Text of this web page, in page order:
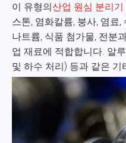
이 유형의산업 원심 분리기
스톤, 염화칼륨, 붕사, 염료
나트륨, 식품 첨가물, 전분
업 재료에 적합합니다. 알
및 하수 처리) 등과 같은 기